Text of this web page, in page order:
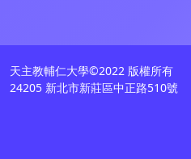
天主教輔仁大學©2022 版權所有
24205 新北市新莊區中正路510號